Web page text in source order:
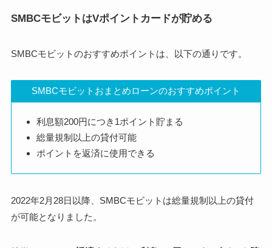
SMBCモビットはVポイントカードが貯める
SMBCモビットのおすすめポイントは、以下の通りです。
SMBCモビットおまとめローンのおすすめポイント
利息額200円につき1ポイント貯まる
総量規制以上の貸付可能
ポイントを返済に使用できる
2022年2月28日以降、SMBCモビットは総量規制以上の貸付
が可能となりました。